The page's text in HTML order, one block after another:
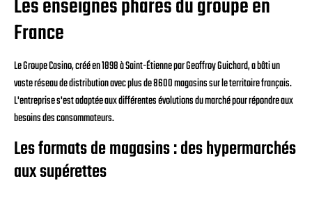
Les enseignes phares du groupe en
France
Le Groupe Casino, créé en 1898 à Saint-Étienne par Geoffroy Guichard, a bâti un
vaste réseau de distribution avec plus de 8600 magasins sur le territoire français.
L'entreprise s'est adaptée aux différentes évolutions du marché pour répondre aux
besoins des consommateurs.
Les formats de magasins : des hypermarchés
aux supérettes